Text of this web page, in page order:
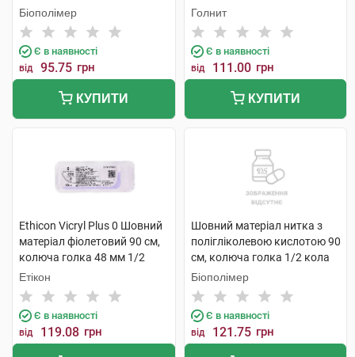
Біополімер
Є в наявності
від 95.75 грн
КУПИТИ
голка 26 мм 1/2 кола 1 шт
Голнит
Є в наявності
від 111.00 грн
КУПИТИ
Ethicon Vicryl Plus 0 Шовний
матеріал фіолетовий 90 см,
колюча голка 48 мм 1/2
кола VCP370 1 шт
Етікон
Є в наявності
від 119.08 грн
Шовний матеріал нитка з
полігліколевою кислотою 90
см, колюча голка 1/2 кола
40 мм PG0240-90 1 шт
Біополімер
Є в наявності
від 121.75 грн